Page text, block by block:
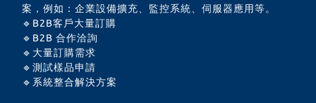
案，例如：企業設備擴充、監控系統、伺服器應用等。
🔹B2B客戶大量訂購
🔹B2B 合作洽詢
🔹大量訂購需求
🔹測試樣品申請
🔹系統整合解決方案